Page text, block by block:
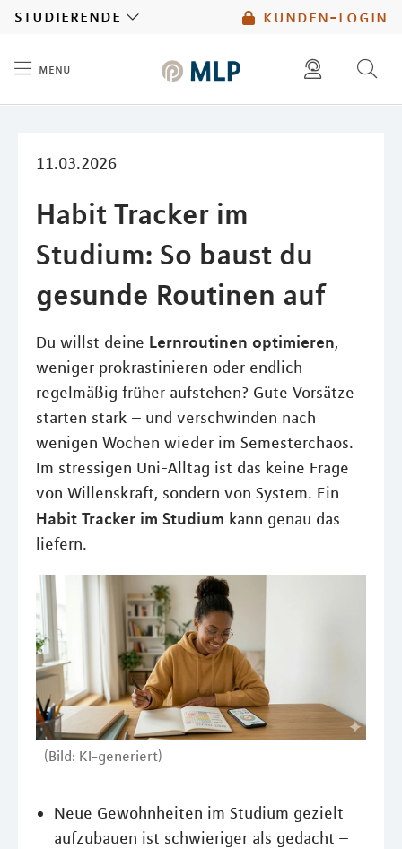
kunden-login
studierende
menü
11.03.2026
Habit Tracker im
Studium: So baust du
gesunde Routinen auf
Du willst deine Lernroutinen optimieren,
weniger prokrastinieren oder endlich
regelmäßig früher aufstehen? Gute Vorsätze
starten stark – und verschwinden nach
wenigen Wochen wieder im Semesterchaos.
Im stressigen Uni-Alltag ist das keine Frage
von Willenskraft, sondern von System. Ein
Habit Tracker im Studium kann genau das
liefern.
(Bild: KI-generiert)
Neue Gewohnheiten im Studium gezielt
aufzubauen ist schwieriger als gedacht –